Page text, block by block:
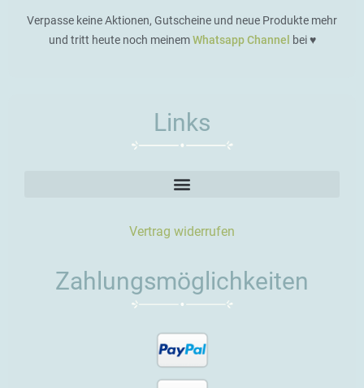
Verpasse keine Aktionen, Gutscheine und neue Produkte mehr
und tritt heute noch meinemWhatsapp Channel bei ♥️
Links
Vertrag widerrufen
Zahlungsmöglichkeiten